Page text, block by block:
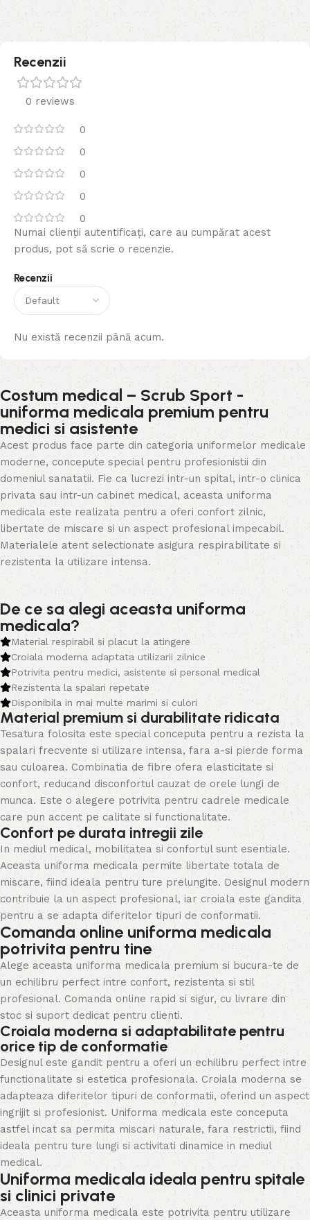
Recenzii
0 reviews
0
0
0
0
0
Recenzii
Nu există recenzii până acum.
Numai clienții autentificați, care au cumpărat acest
produs, pot să scrie o recenzie.
Costum medical – Scrub Sport -
uniforma medicala premium pentru
medici si asistente
Acest produs face parte din categoria uniformelor medicale
moderne, concepute special pentru profesionistii din
domeniul sanatatii. Fie ca lucrezi intr-un spital, intr-o clinica
privata sau intr-un cabinet medical, aceasta uniforma
medicala este realizata pentru a oferi confort zilnic,
libertate de miscare si un aspect profesional impecabil.
Materialele atent selectionate asigura respirabilitate si
rezistenta la utilizare intensa.
De ce sa alegi aceasta uniforma
medicala?
Material respirabil si placut la atingere
Croiala moderna adaptata utilizarii zilnice
Potrivita pentru medici, asistente si personal medical
Rezistenta la spalari repetate
Disponibila in mai multe marimi si culori
Material premium si durabilitate ridicata
Tesatura folosita este special conceputa pentru a rezista la
spalari frecvente si utilizare intensa, fara a-si pierde forma
sau culoarea. Combinatia de fibre ofera elasticitate si
confort, reducand disconfortul cauzat de orele lungi de
munca. Este o alegere potrivita pentru cadrele medicale
care pun accent pe calitate si functionalitate.
Confort pe durata intregii zile
In mediul medical, mobilitatea si confortul sunt esentiale.
Aceasta uniforma medicala permite libertate totala de
miscare, fiind ideala pentru ture prelungite. Designul modern
contribuie la un aspect profesional, iar croiala este gandita
pentru a se adapta diferitelor tipuri de conformatii.
Comanda online uniforma medicala
potrivita pentru tine
Alege aceasta uniforma medicala premium si bucura-te de
un echilibru perfect intre confort, rezistenta si stil
profesional. Comanda online rapid si sigur, cu livrare din
stoc si suport dedicat pentru clienti.
Croiala moderna si adaptabilitate pentru
orice tip de conformatie
Designul este gandit pentru a oferi un echilibru perfect intre
functionalitate si estetica profesionala. Croiala moderna se
adapteaza diferitelor tipuri de conformatii, oferind un aspect
ingrijit si profesionist. Uniforma medicala este conceputa
astfel incat sa permita miscari naturale, fara restrictii, fiind
ideala pentru ture lungi si activitati dinamice in mediul
medical.
Uniforma medicala ideala pentru spitale
si clinici private
Aceasta uniforma medicala este potrivita pentru utilizare